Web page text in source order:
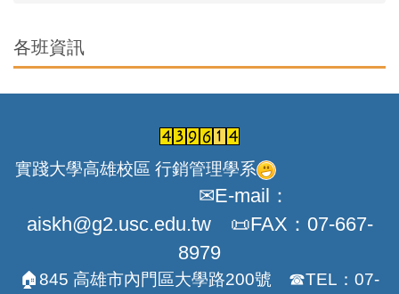
各班資訊
實踐大學高雄校區 行銷管理學系
✉E-mail：
aiskh@g2.usc.edu.tw 📜FAX：07-667-
8979
🏠845 高雄市內門區大學路200號 ☎TEL：07-